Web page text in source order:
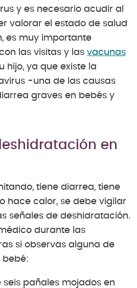
y es necesario acudir al
valorar el estado de salud
es muy importante
las visitas y las vacunas
hijo, ya que existe la
-una de las causas
graves en bebés y
en
tiene diarrea, tiene
hace calor, se debe vigilar
señales de deshidratación.
durante las
si observas alguna de
bebé:
seis pañales mojados en